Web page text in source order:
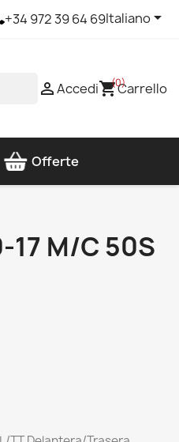
+34 972 39 64 69Italiano
Accedishopping_cart(0)Carrello
Offerte
M/C 50S